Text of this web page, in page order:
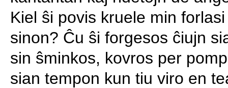
Kiel ŝi povis kruele min
sinon? Ĉu ŝi forgesos ĉiujn
sin ŝminkos, kovros per
sian tempon kun tiu viro en